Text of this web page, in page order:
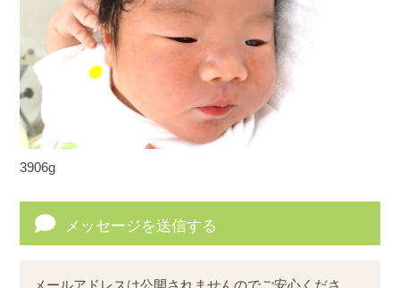
3906g
メッセージを送信する
メールアドレスは公開されませんのでご安心くださ